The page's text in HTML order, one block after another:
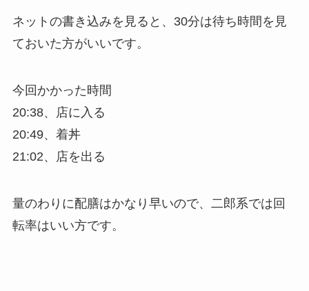
ネットの書き込みを見ると、 30分は待ち時間を見
ておいた方がいいです。
今回かかった時間
20:38、店に入る
20:49、着丼
21:02、店を出る
量のわりに配膳はかなり早いので、二郎系では回
転率はいい方です。